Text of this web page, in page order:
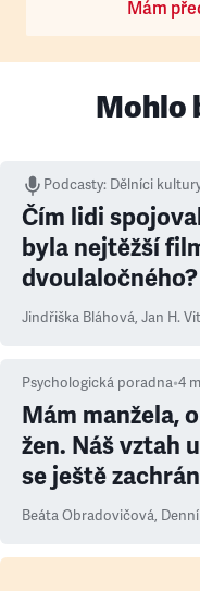
Mám
Mohlo
Podcasty: Dělníci
Čím lidi
byla nejtěžší
dvoulaločného?
Jindřiška Bláhová, Jan H.
Psychologická poradna•4
Mám manžela,
žen. Náš vztah
se ještě
Beáta Obradovičová,